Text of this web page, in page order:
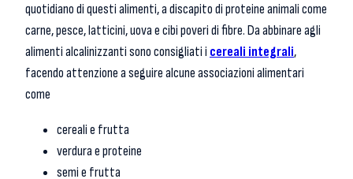
quotidiano di questi alimenti, a discapito di proteine animali come
carne, pesce, latticini, uova e cibi poveri di fibre. Da abbinare agli
alimenti alcalinizzanti sono consigliati i cereali integrali,
facendo attenzione a seguire alcune associazioni alimentari
come
cereali e frutta
verdura e proteine
semi e frutta